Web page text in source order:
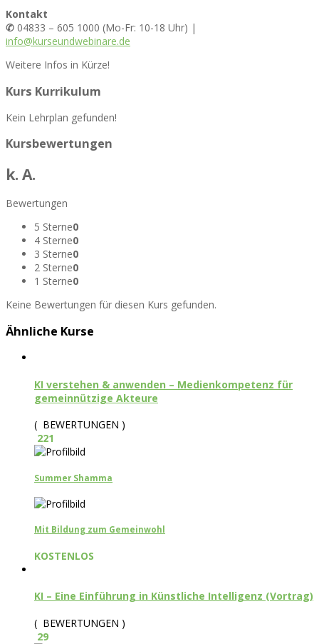
Kontakt
✆ 04833 – 605 1000 (Mo-Fr: 10-18 Uhr) |
info@kurseundwebinare.de
Weitere Infos in Kürze!
Kurs Kurrikulum
Kein Lehrplan gefunden!
Kursbewertungen
k. A.
Bewertungen
5 Sterne0
4 Sterne0
3 Sterne0
2 Sterne0
1 Sterne0
Keine Bewertungen für diesen Kurs gefunden.
Ähnliche Kurse
KI verstehen & anwenden – Medienkompetenz für
gemeinnützige Akteure
( BEWERTUNGEN )
221
Summer Shamma
Mit Bildung zum Gemeinwohl
KOSTENLOS
KI – Eine Einführung in Künstliche Intelligenz (Vortrag)
( BEWERTUNGEN )
29